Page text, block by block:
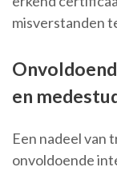
misverstanden
en
Een nadeel van
onvoldoende